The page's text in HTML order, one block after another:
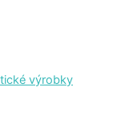
výrobky